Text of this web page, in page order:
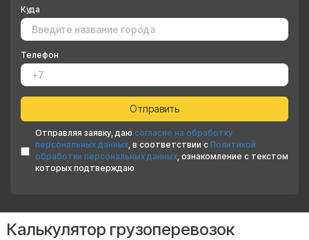
Куда
Телефон
Отправляя заявку, даю согласие на обработку
персональных данных, в соответствии с Политикой
обработки персональных данных, ознакомление с текстом
которых подтверждаю
Калькулятор грузоперевозок